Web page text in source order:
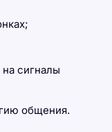
сигналы
общения.